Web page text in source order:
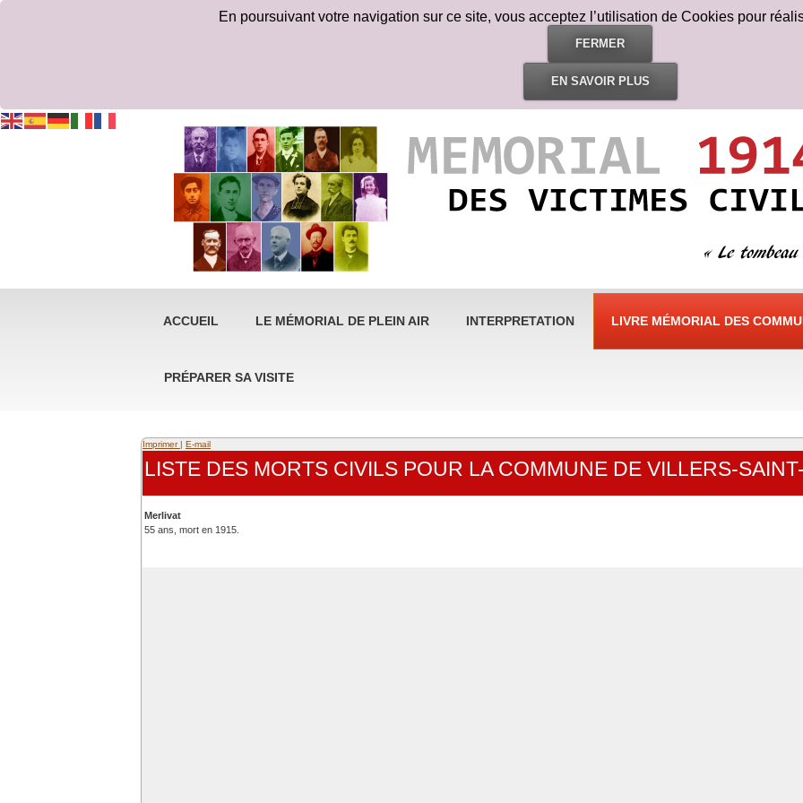
En poursuivant votre navigation sur ce site, vous acceptez l’utilisation de Cookies pour
FERMER
EN SAVOIR PLUS
ACCUEIL LE MÉMORIAL DE PLEIN AIR INTERPRETATION LIVRE MÉMORIAL DES
PRÉPARER SA VISITE
Imprimer | E-mail
LISTE DES MORTS CIVILS POUR LA COMMUNE DE VILLERS-
Merlivat
55 ans, mort en 1915.